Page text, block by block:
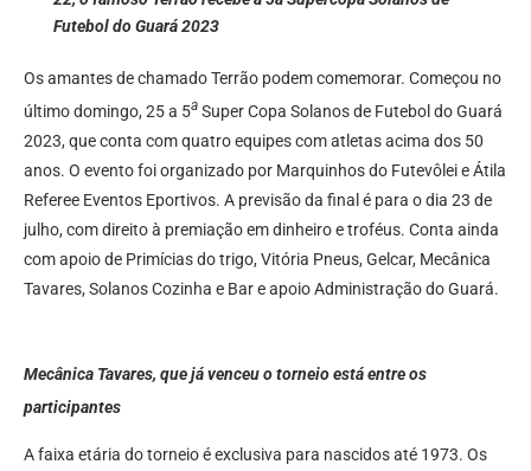
Futebol do Guará 2023
Os amantes de chamado Terrão podem comemorar. Começou no
último domingo, 25 a 5a Super Copa Solanos de Futebol do Guará
2023, que conta com quatro equipes com atletas acima dos 50
anos. O evento foi organizado por Marquinhos do Futevôlei e Átila
Referee Eventos Eportivos. A previsão da final é para o dia 23 de
julho, com direito à premiação em dinheiro e troféus. Conta ainda
com apoio de Primícias do trigo, Vitória Pneus, Gelcar, Mecânica
Tavares, Solanos Cozinha e Bar e apoio Administração do Guará.
Mecânica Tavares, que já venceu o torneio está entre os
participantes
A faixa etária do torneio é exclusiva para nascidos até 1973. Os